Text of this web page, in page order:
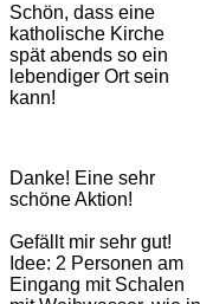
Schön, dass eine
katholische Kirche
spät abends so ein
lebendiger Ort sein
kann!
Danke! Eine sehr
schöne Aktion!
Gefällt mir sehr gut!
Idee: 2 Personen am
Eingang mit Schalen